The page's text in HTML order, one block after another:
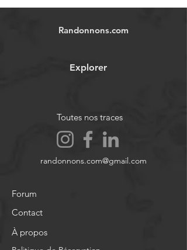
Randonnons.com
Explorer
Toutes nos traces
randonnons.com@gmail.com
Forum
Contact
À propos